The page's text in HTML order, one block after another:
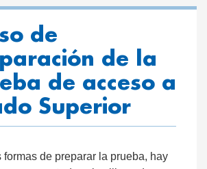
de
de la
de acceso a
Superior
formas de preparar la prueba, hay